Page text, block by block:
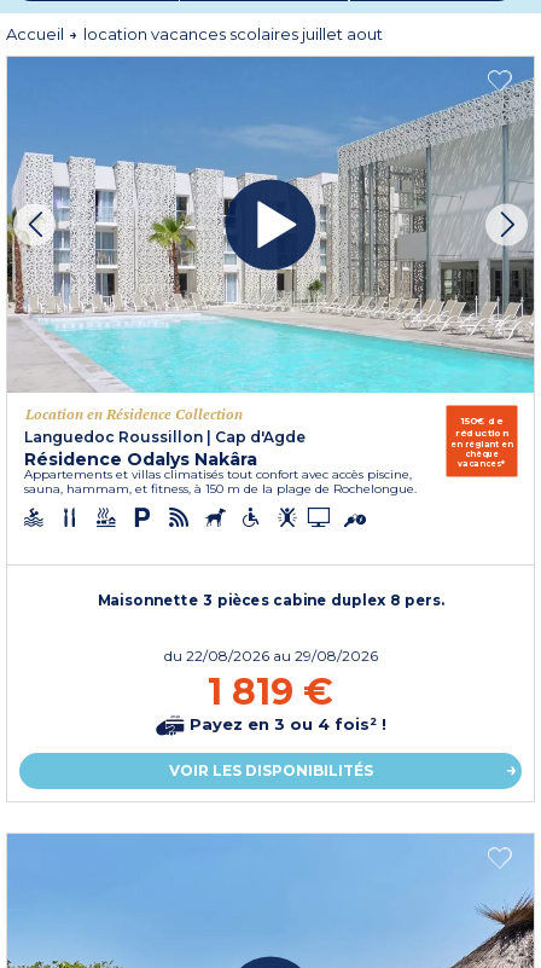
vous ressemblent !
Accueil location vacances scolaires juillet aout
Location en Résidence Collection
Languedoc Roussillon
Cap d'Agde
Résidence Odalys Nakâra
Appartements et villas climatisés tout confort avec accès piscine,
sauna, hammam, et fitness, à 150 m de la plage de Rochelongue.
150€ de
réduction
en réglant en
chèque
vacances*
Maisonnette 3 pièces cabine duplex 8 pers.
du 22/08/2026 au 29/08/2026
1 819 €
Payez en 3 ou 4 fois² !
VOIR LES DISPONIBILITÉS